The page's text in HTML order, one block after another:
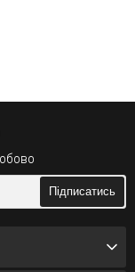
Підписатись